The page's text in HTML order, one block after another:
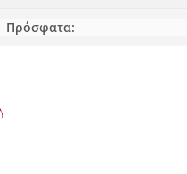
Πρόσφατα: